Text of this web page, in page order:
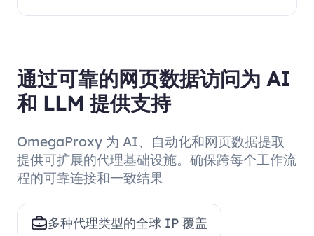
通过可靠的网页数据访问为 AI
和 LLM 提供支持
OmegaProxy 为 AI、自动化和网页数据提取
提供可扩展的代理基础设施。确保跨每个工作流
程的可靠连接和一致结果
多种代理类型的全球 IP 覆盖